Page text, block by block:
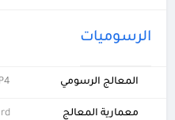
الرسوميات
المعالج الرسومي
معمارية المعالج